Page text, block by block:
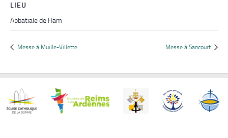
LIEU
Abbatiale de Ham
Messe à Muille-Villette Messe à Sancourt